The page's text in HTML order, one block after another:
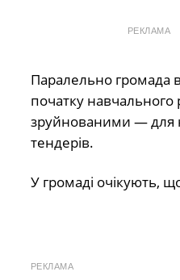
РЕКЛАМА
Паралельно громада
початку навчального
зруйнованими — для
тендерів.
У громаді очікують,
РЕКЛАМА